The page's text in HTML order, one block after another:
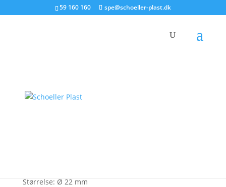
59 160 160 spe@schoeller-plast.dk
Skruelåg Fc 1022
Størrelse: Ø 22 mm